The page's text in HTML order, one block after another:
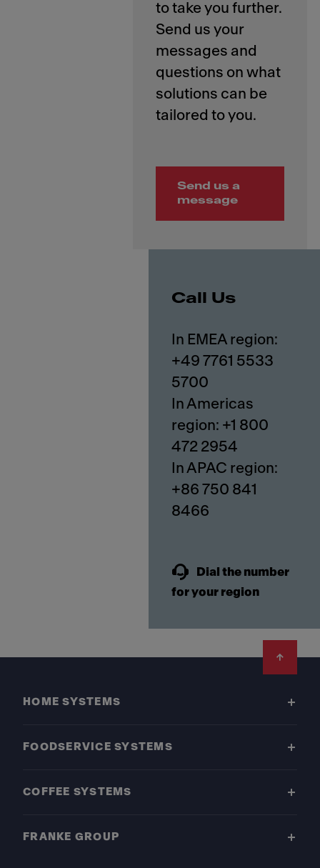
to take you further.
Send us your
messages and
questions on what
solutions can be
Send us a
message
Call Us
In EMEA region:
+49 7761 5533
5700
In Americas
region: +1 800
472 2954
In APAC region:
+86 750 841
8466
Dial the number
for your region
HOME SYSTEMS
FOODSERVICE SYSTEMS
COFFEE SYSTEMS
FRANKE GROUP